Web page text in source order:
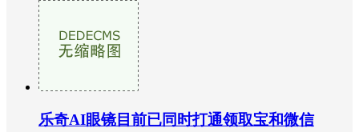
乐奇AI眼镜目前已同时打通领取宝和微信